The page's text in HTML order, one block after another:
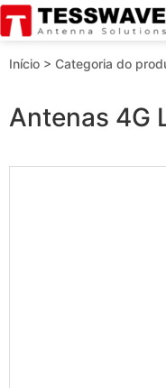
Início > Categoria do
Antenas 4G